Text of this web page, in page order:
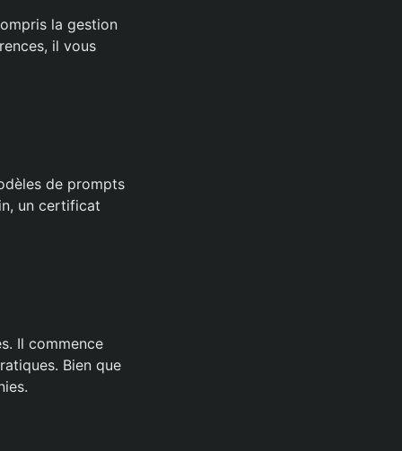
la gestion
il vous
de prompts
un certificat
Il commence
Bien que